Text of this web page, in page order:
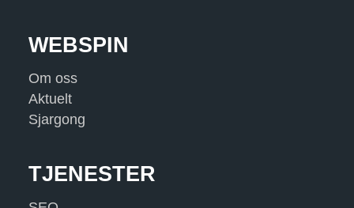
R
I
N
G
WEBSPIN
Om oss
Aktuelt
Sjargong
TJENESTER